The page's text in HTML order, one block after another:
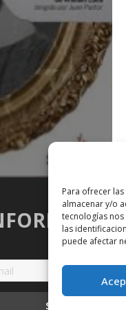
Para ofrecer
almacenar y/o
tecnologías
las
puede afectar